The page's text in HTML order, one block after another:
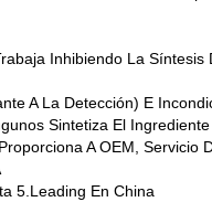
Inhibiendo La
A La Detección) E
Sintetiza El Ingrediente
A OEM, Servicio
5.Leading En China